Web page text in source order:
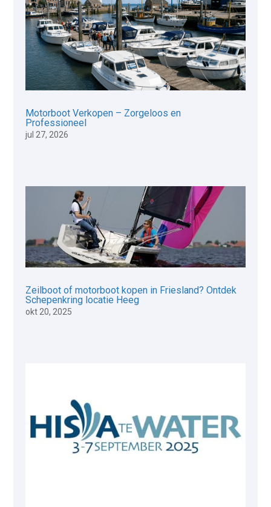
Motorboot Verkopen – Zorgeloos en
Professioneel
jul 27, 2026
Zeilboot of motorboot kopen in Friesland? Ontdek
Schepenkring locatie Heeg
okt 20, 2025